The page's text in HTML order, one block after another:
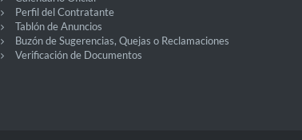
Perfil del Contratante
Tablón de Anuncios
Buzón de Sugerencias, Quejas o Reclamaciones
Verificación de Documentos